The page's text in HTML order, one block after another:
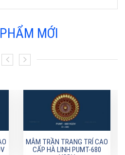
MỚI
MÂM TRẦN TRANG TRÍ CAO
CẤP HÀ LINH PUMT-680